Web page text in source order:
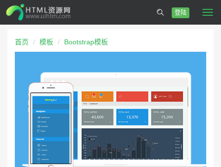
登陆
首页 模板 Bootstrap模板